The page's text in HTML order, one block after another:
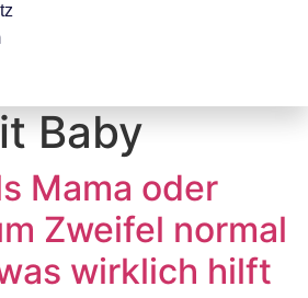
Baby
Mama oder
Zweifel normal
wirklich hilft